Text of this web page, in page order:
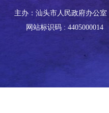
主办：汕头市人民政府办公室
网站标识码 : 4405000014